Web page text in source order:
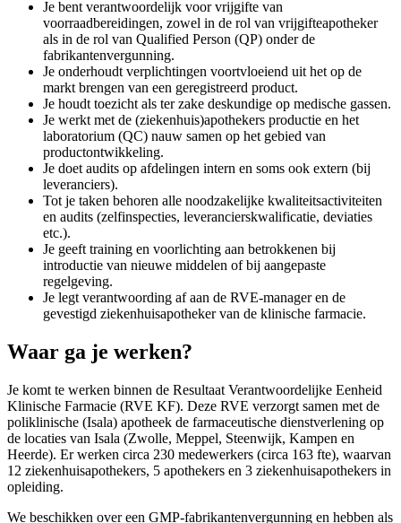
Je bent verantwoordelijk voor vrijgifte van
voorraadbereidingen, zowel in de rol van vrijgifteapotheker
als in de rol van Qualified Person (QP) onder de
fabrikantenvergunning.
Je onderhoudt verplichtingen voortvloeiend uit het op de
markt brengen van een geregistreerd product.
Je houdt toezicht als ter zake deskundige op medische gassen.
Je werkt met de (ziekenhuis)apothekers productie en het
laboratorium (QC) nauw samen op het gebied van
productontwikkeling.
Je doet audits op afdelingen intern en soms ook extern (bij
leveranciers).
Tot je taken behoren alle noodzakelijke kwaliteitsactiviteiten
en audits (zelfinspecties, leverancierskwalificatie, deviaties
etc.).
Je geeft training en voorlichting aan betrokkenen bij
introductie van nieuwe middelen of bij aangepaste
regelgeving.
Je legt verantwoording af aan de RVE-manager en de
gevestigd ziekenhuisapotheker van de klinische farmacie.
Waar ga je werken?
Je komt te werken binnen de Resultaat Verantwoordelijke Eenheid
Klinische Farmacie (RVE KF). Deze RVE verzorgt samen met de
poliklinische (Isala) apotheek de farmaceutische dienstverlening op
de locaties van Isala (Zwolle, Meppel, Steenwijk, Kampen en
Heerde). Er werken circa 230 medewerkers (circa 163 fte), waarvan
12 ziekenhuisapothekers, 5 apothekers en 3 ziekenhuisapothekers in
opleiding.
We beschikken over een GMP-fabrikantenvergunning en hebben als